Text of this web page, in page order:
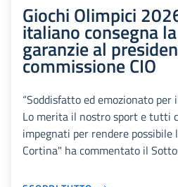
Giochi Olimpici
italiano consegna
garanzie al
commissione CIO
“Soddisfatto ed emozionato
Lo merita il nostro sport e tutti
impegnati per rendere
Cortina" ha commentato il